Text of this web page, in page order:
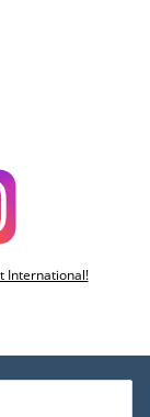
International!